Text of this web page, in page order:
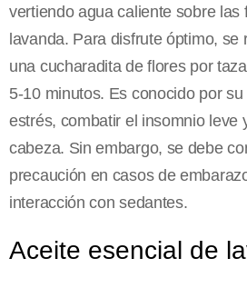
vertiendo agua caliente sobre las
lavanda. Para disfrute óptimo, se
una cucharadita de flores por
5-10 minutos. Es conocido por su
estrés, combatir el insomnio leve
cabeza. Sin embargo, se debe
precaución en casos de
interacción con sedantes.
Aceite esencial de